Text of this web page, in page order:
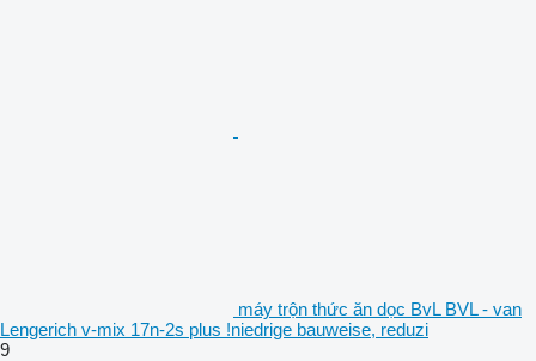
máy trộn thức ăn dọc BvL BVL - van
Lengerich v-mix 17n-2s plus !niedrige bauweise, reduzi
9